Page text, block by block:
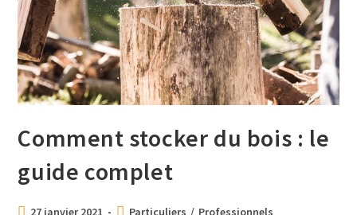
Comment stocker du bois : le
guide complet
27 janvier 2021 Particuliers / Professionnels